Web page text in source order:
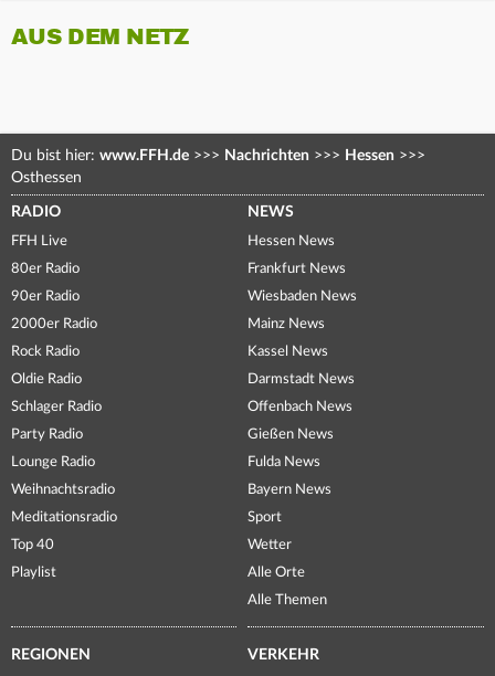
AUS DEM NETZ
Du bist hier: www.FFH.de >>> Nachrichten >>> Hessen >>>
Osthessen
RADIO
FFH Live
80er Radio
90er Radio
2000er Radio
Rock Radio
Oldie Radio
Schlager Radio
Party Radio
Lounge Radio
Weihnachtsradio
Meditationsradio
Top 40
Playlist
NEWS
Hessen News
Frankfurt News
Wiesbaden News
Mainz News
Kassel News
Darmstadt News
Offenbach News
Gießen News
Fulda News
Bayern News
Sport
Wetter
Alle Orte
Alle Themen
REGIONEN VERKEHR